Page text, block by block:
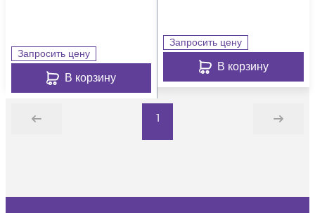
Запросить цену
В корзину
Запросить цену
В корзину
Назад
1
Дальше